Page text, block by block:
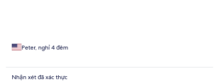
Peter, nghỉ 4 đêm
Nhận xét đã xác thực